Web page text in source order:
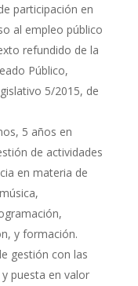
participación en
al empleo público
refundido de la
Público,
5/2015, de
5 años en
de actividades
en materia de
y formación.
gestión con las
puesta en valor